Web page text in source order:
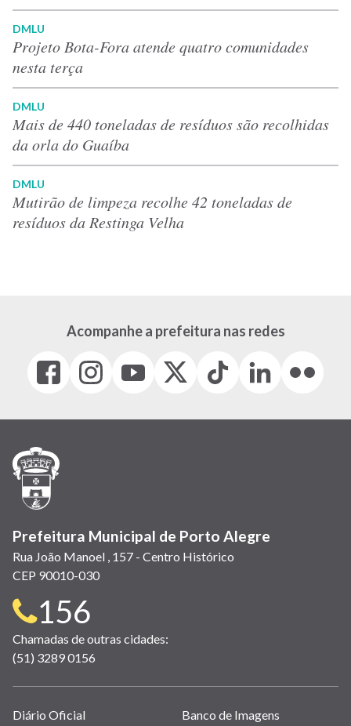
DMLU
Projeto Bota-Fora atende quatro comunidades
nesta terça
DMLU
Mais de 440 toneladas de resíduos são recolhidas
da orla do Guaíba
DMLU
Mutirão de limpeza recolhe 42 toneladas de
resíduos da Restinga Velha
Acompanhe a prefeitura nas redes
Facebook
(link
em
janela)
Instagram
(link
em
(link
em
(Antigo
(link
Tiktok
(link
em
LinkedIn
(link
em
(link
em
Prefeitura Municipal de Porto Alegre
Rua João Manoel , 157 - Centro Histórico
CEP 90010-030
Telefone
para
contato:
156
Chamadas de outras cidades:
(51) 3289 0156
Links
Diário Oficial Banco de Imagens